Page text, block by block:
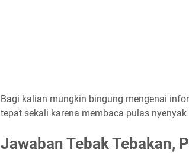
Bagi kalian mungkin bingung mengenai
tepat sekali karena membaca pulas
Jawaban Tebak Tebakan,